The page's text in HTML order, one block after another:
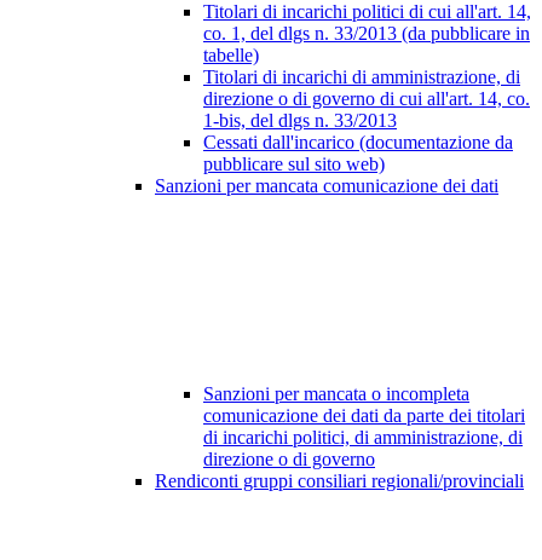
Titolari di incarichi politici di cui all'art. 14,
co. 1, del dlgs n. 33/2013 (da pubblicare in
tabelle)
Titolari di incarichi di amministrazione, di
direzione o di governo di cui all'art. 14, co.
1-bis, del dlgs n. 33/2013
Cessati dall'incarico (documentazione da
pubblicare sul sito web)
Sanzioni per mancata comunicazione dei dati
Sanzioni per mancata o incompleta
comunicazione dei dati da parte dei titolari
di incarichi politici, di amministrazione, di
direzione o di governo
Rendiconti gruppi consiliari regionali/provinciali